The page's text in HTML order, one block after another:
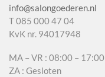
info@salongoederen.nl
T 085 000 47 04
KvK nr. 94017948
MA – VR : 08:00 – 17:00
ZA : Gesloten